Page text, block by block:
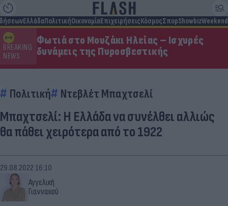
ΕλλάδαΠολιτικήΟικονομίαΕπιχειρήσειςΚόσμοςΣπορShowbizWeekend
BREAKING
NEWS
Φωτιά στο Μουζάκι Ηλείας – Ισχυρές
δυνάμεις της Πυροσβεστικής
Πολιτική Ντεβλέτ Μπαχτσελί
Μπαχτσελί: Η Ελλάδα να συνέλθει αλλιώς
θα πάθει χειρότερα από το 1922
Αγγελική
Γιαννακού
29.08.2022 16:10